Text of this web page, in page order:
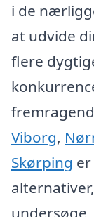
i de
at udvide
flere
Viborg,
Skørping